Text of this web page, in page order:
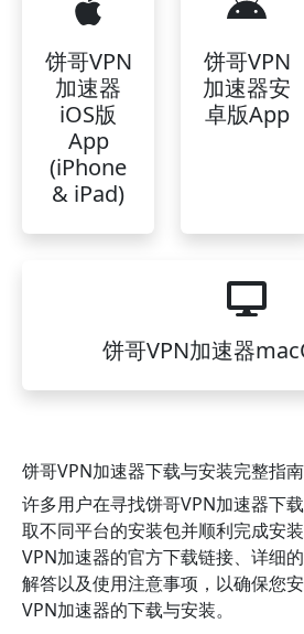
饼哥VPN
加速器
iOS版
App
(iPhone
& iPad)
饼哥VPN
加速器安
卓版App
饼哥VPN加速器
饼哥VPN加速器下载与安装完整指南
许多用户在寻找饼哥VPN加速器下
取不同平台的安装包并顺利完成安
VPN加速器的官方下载链接、详细
解答以及使用注意事项，以确保您
VPN加速器的下载与安装。